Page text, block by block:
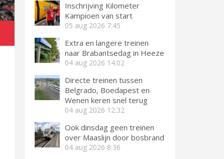
Inschrijving Kilometer
Kampioen van start
05 aug 2026 7:45
Extra en langere treinen
naar Brabantsedag in Heeze
04 aug 2026 14:02
Directe treinen tussen
Belgrado, Boedapest en
Wenen keren snel terug
04 aug 2026 12:32
Ook dinsdag geen treinen
over Maaslijn door bosbrand
04 aug 2026 8:36